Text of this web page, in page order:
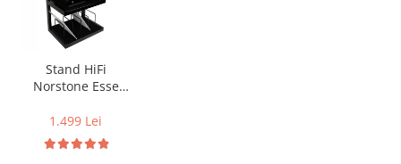
Stand HiFi
Norstone Esse
1.499 Lei